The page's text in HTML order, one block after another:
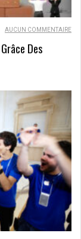
AUCUN COMMENTAIRE
Des